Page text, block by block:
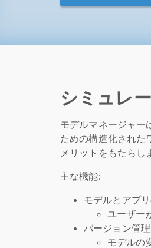
シミュレ
モデルマネージャー
ための構造化された
メリットをもたらし
主な機能:
モデルとアプ
ユーザー
バージョン管
モデルの